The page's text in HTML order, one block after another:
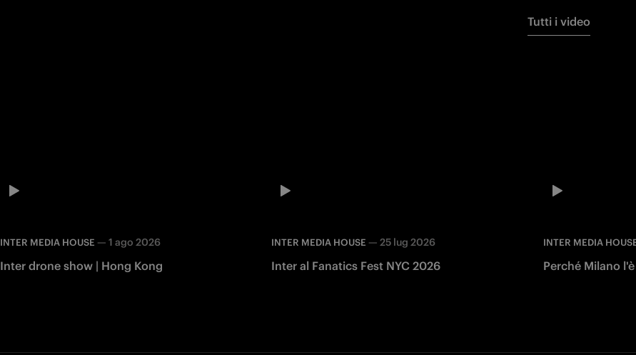
Tutti i video
INTER MEDIA HOUSE — 1 ago 2026
Inter drone show | Hong Kong
INTER MEDIA HOUSE —25 lug 2026
Inter al Fanatics Fest NYC 2026
INTER MEDIA
Perché Milano